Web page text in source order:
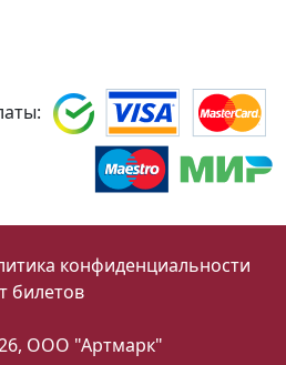
конфиденциальности
билетов
ООО "Артмарк"